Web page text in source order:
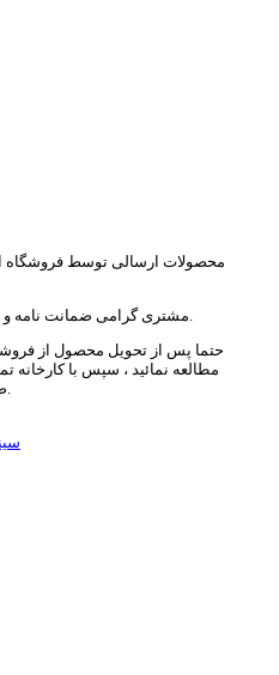
محصولات ارسالی توسط فروشگاه
حتما پس از تحویل محصول از
مطالعه نمائید ، سپس با